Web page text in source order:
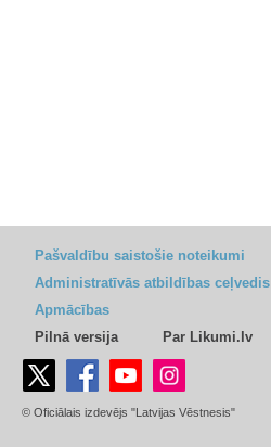
Pašvaldību saistošie noteikumi
Administratīvās atbildības ceļvedis
Apmācības
Pilnā versija
Par Likumi.lv
© Oficiālais izdevējs "Latvijas Vēstnesis"